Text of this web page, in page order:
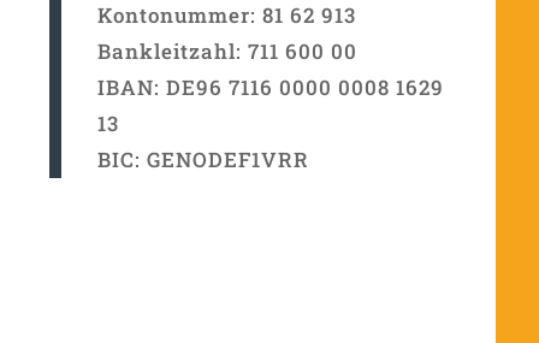
Kontonummer: 81 62 913
Bankleitzahl: 711 600 00
IBAN: DE96 7116 0000 0008 1629
13
BIC: GENODEF1VRR